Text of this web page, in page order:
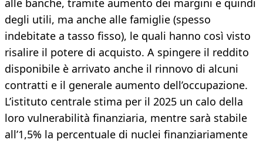
alle banche, tramite aumento dei margini e quindi
degli utili, ma anche alle famiglie (spesso
indebitate a tasso fisso), le quali hanno così visto
risalire il potere di acquisto. A spingere il reddito
disponibile è arrivato anche il rinnovo di alcuni
contratti e il generale aumento dell’occupazione.
L’istituto centrale stima per il 2025 un calo della
loro vulnerabilità finanziaria, mentre sarà stabile
all’1,5% la percentuale di nuclei finanziariamente